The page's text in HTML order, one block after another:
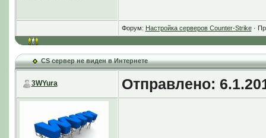
Почему то все
уменьшается
Форум: Настройка серверов Counter-Strike·
CS сервер не виден в Интернете
3WYura Отправлено: